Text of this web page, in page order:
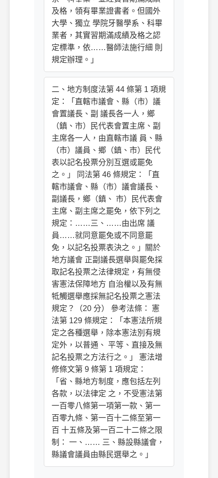
及格，領有畢業證書者。但國外
大學、獨立 學院牙醫學系、科畢
業者，其實習期滿成績及格之認
定標準，依……醫師法施行細 則
規定辦理。」
二、地方制度法第 44 條第 1 項規
定：「直轄市議會、縣（市）議
會置議長、副 議長各一人，鄉
（鎮、市）民代表會置主席、副
主席各一人，由直轄市議 員、縣
（市）議員、鄉（鎮、市）民代
表以記名投票分別互選或罷免
之。」 同法第 46 條規定：「直
轄市議會、縣（市）議會議長、
副議長，鄉（鎮、 市）民代表會
主席、副主席之罷免，依下列之
規定：……三、……由出席 議
員……就同意罷免或不同意罷
免，以記名投票表決之。」關於
地方議會 正副議長選舉與罷免採
取記名投票之法律規定，有無侵
害憲法保障地方 自治權以及有無
牴觸選舉應採無記名投票之憲法
規定？（20 分） 參考法條： 憲
法第 129 條規定：「本憲法所規
定之各種選舉，除本憲法別有規
定外，以普通、 平等、直接及無
記名投票之方法行之。」 憲法增
修條文第 9 條第 1 項規定：
「省、縣地方制度，應包括左列
各款，以法律定 之，不受憲法第
一百零八條第一項第一款、第一
百零九條、第一百十二條至第一
百 十五條及第一百二十二條之限
制： 一、…… 三、縣設縣議會，
縣議會議員由縣民選舉之。」